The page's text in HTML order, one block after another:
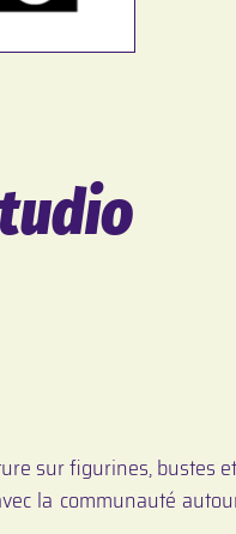
sur figurines, bustes
la communauté